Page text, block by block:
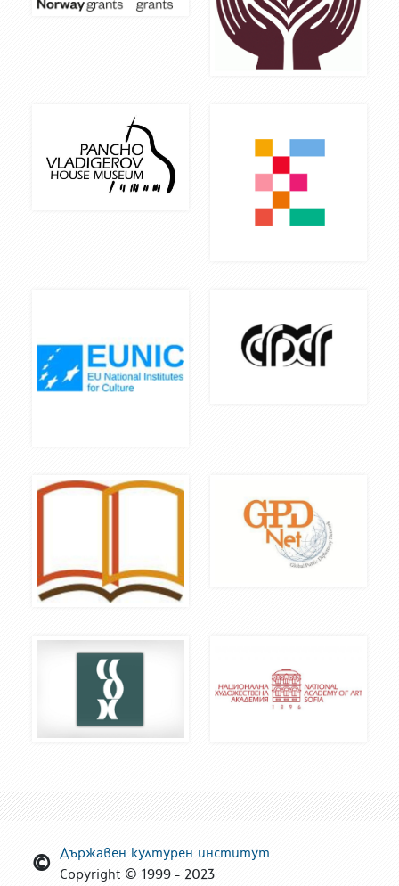
Държавен културен институт
Copyright © 1999 - 2023